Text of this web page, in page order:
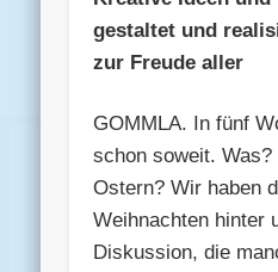
gestaltet und
zur Freude aller
GOMMLA. In fünf
schon soweit.
Ostern? Wir haben
Weihnachten hinter
Diskussion, die